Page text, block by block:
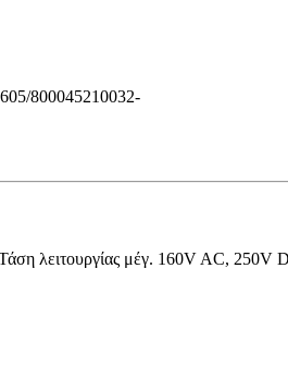
800045210032-
λειτουργίας μέγ. 160V AC, 250V